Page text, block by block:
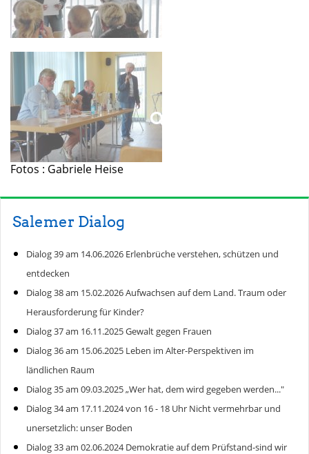
Fotos : Gabriele Heise
Salemer Dialog
Dialog 39 am 14.06.2026 Erlenbrüche verstehen, schützen und
entdecken
Dialog 38 am 15.02.2026 Aufwachsen auf dem Land. Traum oder
Herausforderung für Kinder?
Dialog 37 am 16.11.2025 Gewalt gegen Frauen
Dialog 36 am 15.06.2025 Leben im Alter-Perspektiven im
ländlichen Raum
Dialog 35 am 09.03.2025 „Wer hat, dem wird gegeben werden..."
Dialog 34 am 17.11.2024 von 16 - 18 Uhr Nicht vermehrbar und
unersetzlich: unser Boden
Dialog 33 am 02.06.2024 Demokratie auf dem Prüfstand-sind wir